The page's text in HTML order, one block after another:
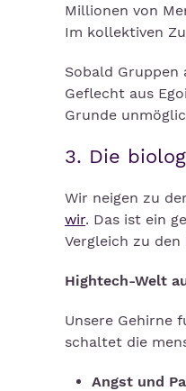
Millionen von
Im kollektiven
Sobald Gruppen
Geflecht aus
Grunde
3. Die
Wir neigen zu
wir. Das ist ein
Vergleich zu
Hightech-Welt
Unsere Gehirne
schaltet die
Angst und